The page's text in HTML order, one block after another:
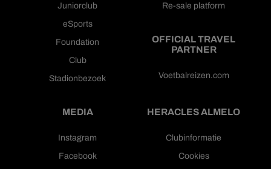
Juniorclub
eSports
Foundation
Club
Stadionbezoek
Re-sale platform
OFFICIAL TRAVEL
PARTNER
Voetbalreizen.com
MEDIA
Instagram
Facebook
HERACLES ALMELO
Clubinformatie
Cookies